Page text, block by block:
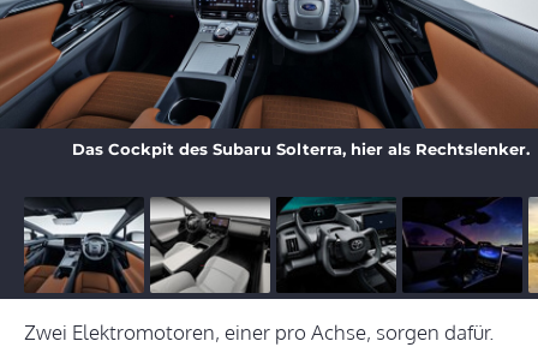
Das Cockpit des Subaru Solterra, hier als Rechtslenker.
Zwei Elektromotoren, einer pro Achse, sorgen dafür.